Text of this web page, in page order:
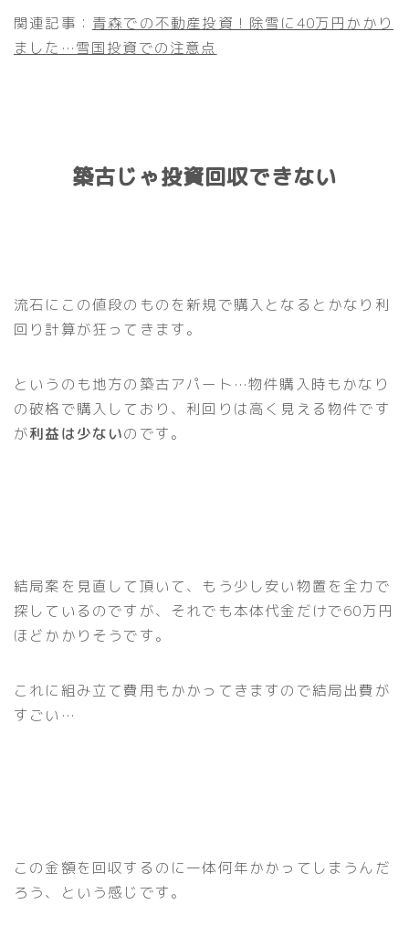
関連記事： 青森での不動産投資！除雪に40万円かかり
ました…雪国投資での注意点
築古じゃ投資回収できない
流石にこの値段のものを新規で購入となるとかなり利
回り計算が狂ってきます。
というのも地方の築古アパート…物件購入時もかなり
の破格で購入しており、利回りは高く見える物件です
が利益は少ないのです。
結局案を見直して頂いて、もう少し安い物置を全力で
探しているのですが、それでも本体代金だけで60万円
ほどかかりそうです。
これに組み立て費用もかかってきますので結局出費が
すごい…
この金額を回収するのに一体何年かかってしまうんだ
ろう、という感じです。